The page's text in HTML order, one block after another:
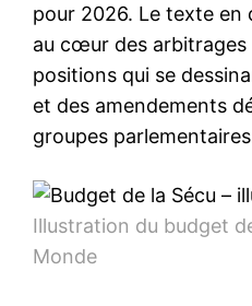
pour 2026. Le texte en
au cœur des arbitrages
positions qui se
et des amendements
groupes
Illustration du budget
Monde